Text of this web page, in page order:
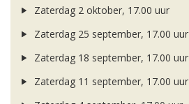
Zaterdag 2 oktober, 17.00 uur
Zaterdag 25 september, 17.00 uur
Zaterdag 18 september, 17.00 uur
Zaterdag 11 september, 17.00 uur